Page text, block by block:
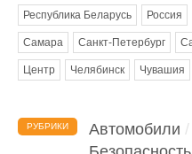
Республика Беларусь Россия
Самара Санкт-Петербург
Центр Челябинск Чувашия
РУБРИКИ Автомобили